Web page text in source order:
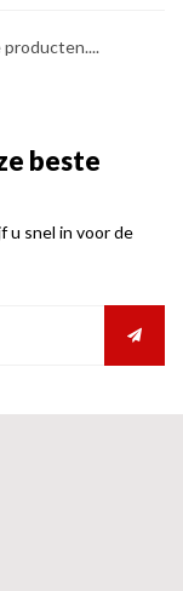
beste
u snel in voor de